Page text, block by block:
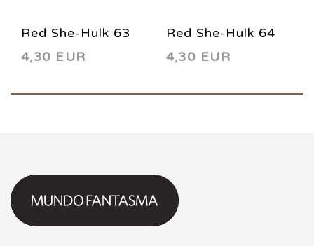
Red She-Hulk 63
2013
4,30 EUR
Red She-Hulk 64
2013
4,30 EUR